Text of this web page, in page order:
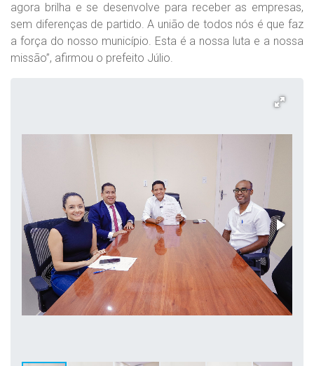
agora brilha e se desenvolve para receber as empresas,
sem diferenças de partido. A união de todos nós é que faz
a força do nosso município. Esta é a nossa luta e a nossa
missão”, afirmou o prefeito Júlio.